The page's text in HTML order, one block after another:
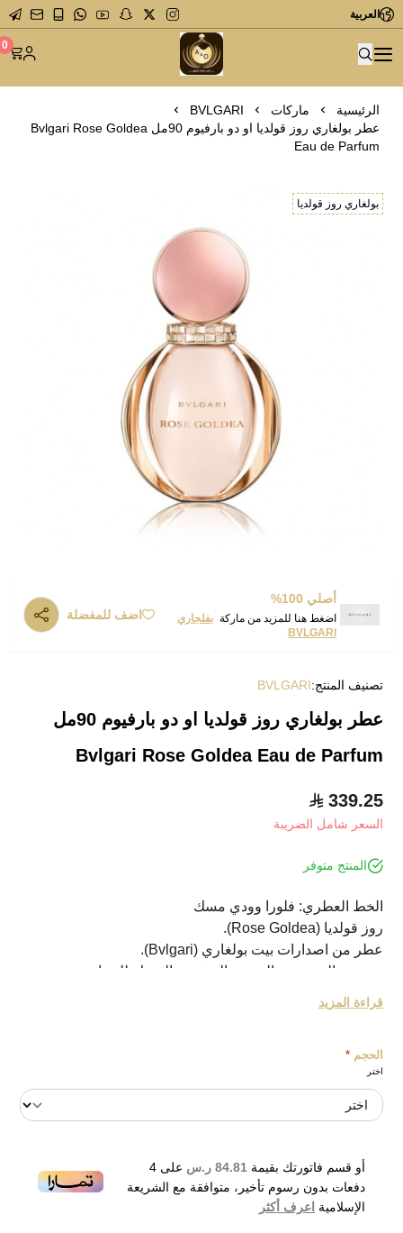
العربية
متجر عاشق العطور 0
الرئيسية ماركات
BVLGARI
عطر بولغاري روز قولديا او دو بارفيوم 90مل Bvlgari Rose Goldea
Eau de Parfum
بولغاري روز قولديا
أصلي 100%
اضغط هنا للمزيد من ماركة بفلجاري
BVLGARI
اضف للمفضلة
تصنيف المنتج:BVLGARI
عطر بولغاري روز قولديا او دو بارفيوم 90مل
Bvlgari Rose Goldea Eau de Parfum
339.25
السعر شامل الضريبة
المنتج متوفر
الخط العطري: فلورا وودي مسك
روز قولديا (Rose Goldea).
عطر من اصدارات بيت بولغاري (Bvlgari).
وهو من المجموعة الزهرية الخشبية بالمسك للنساء.
العطر من الاصدارات الحديثة لعام 2016.
يتألق التكوين العطري مع بداية عطرية منعشة من الورد،
ويليه القلب العطري مع الياسمين وورد دمشقي.
في حين تختتمها القاعدة العطرية مع المسك، اللبان وخشب
الصندل.
Bvlgari Rose Goldea Eau de Parfum 90ml
قراءة المزيد
الحجم *
اختر
أو قسم فاتورتك بقيمة 84.81 ر.س على 4
دفعات بدون رسوم تأخير، متوافقة مع الشريعة
الإسلامية اعرف أكثر